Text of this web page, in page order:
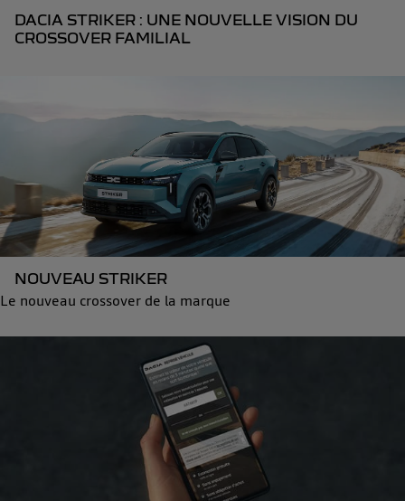
DACIA STRIKER : UNE NOUVELLE VISION DU
CROSSOVER FAMILIAL
NOUVEAU STRIKER
Le nouveau crossover de la marque